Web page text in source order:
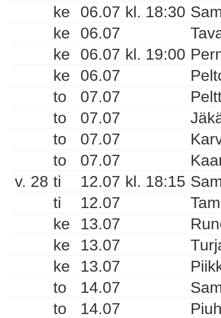
ke
06.07 kl. 18:30
ke
06.07
ke
06.07 kl. 19:00
ke
06.07
to
07.07
to
07.07
to
07.07
to
07.07
v. 28 ti 12.07 kl. 18:15
ti
12.07
ke
13.07
ke
13.07
ke
13.07
to
14.07
to
14.07